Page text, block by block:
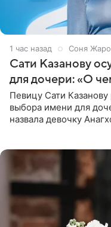
1 час назад Соня
Сати Казанову
для дочери: «О
Певицу Сати Казанову
выбора имени для
назвала девочку